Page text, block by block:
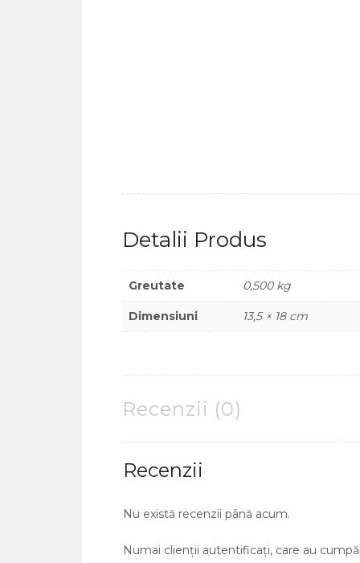
Detalii Produs
Greutate 0,500 kg
Dimensiuni 13,5 × 18 cm
Recenzii (0)
Recenzii
Nu există recenzii până acum.
Numai clienții autentificați, care au